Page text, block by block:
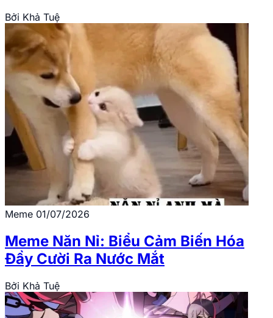
Bởi Khả Tuệ
Meme 01/07/2026
Meme Năn Nỉ: Biểu Cảm Biến Hóa
Đầy Cười Ra Nước Mắt
Bởi Khả Tuệ